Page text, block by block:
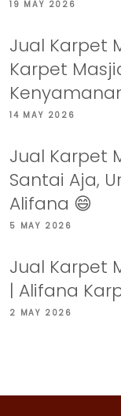
19 MAY 2026
Jual Karpet
Karpet
14 MAY 2026
Jual Karpet
Santai Aja,
Alifana 😄
5 MAY 2026
Jual Karpet
| Alifana
2 MAY 2026